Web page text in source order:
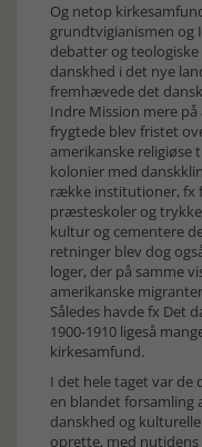
Og netop
grundtvigianismen og
debatter og
danskhed i det nye
fremhævede det
Indre Mission mere
frygtede blev fristet
amerikanske religiøse
kolonier med
række institutioner, fx
præsteskoler og
kultur og cementere
retninger blev dog
loger, der på samme
amerikanske
Således havde fx Det
1900-1910 ligeså
kirkesamfund.
I det hele taget var de
en blandet forsamling
danskhed og
oprette, med